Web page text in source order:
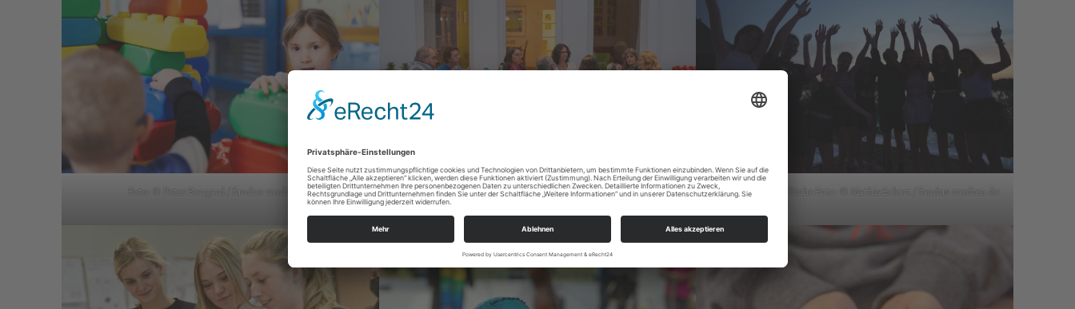
Foto: © Peter Bongard / fundus-medien.de
Treffen Foto: © Rolf Oeser / fundus-medien.de
Begeisterte Jugendliche Foto: © Mathis Eckert / fundus-medien.de